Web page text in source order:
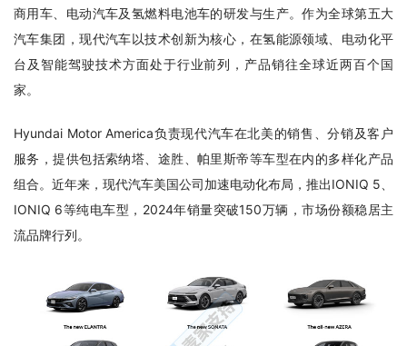
商用车、电动汽车及氢燃料电池车的研发与生产。作为全球第五大
汽车集团，现代汽车以技术创新为核心，在氢能源领域、电动化平
台及智能驾驶技术方面处于行业前列，产品销往全球近两百个国
家。
Hyundai Motor America负责现代汽车在北美的销售、分销及客户
服务，提供包括索纳塔、途胜、帕里斯帝等车型在内的多样化产品
组合。近年来，现代汽车美国公司加速电动化布局，推出IONIQ 5、
IONIQ 6等纯电车型，2024年销量突破150万辆，市场份额稳居主
流品牌行列。